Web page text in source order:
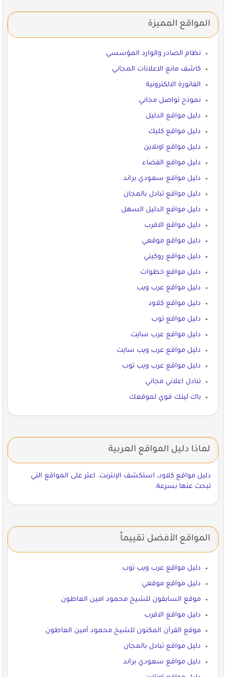
المواقع المميزة
نظام الصادر والوارد المؤسسي
كاشف مانع الاعلانات المجاني
الفاتورة الالكترونية
نموذج تواصل مجاني
دليل مواقع الدليل
دليل مواقع كليك
دليل مواقع اونلاين
دليل مواقع الفضاء
دليل مواقع سعودي براند
دليل مواقع تبادل بالمجان
دليل مواقع الدليل السهل
دليل مواقع الاقرب
دليل مواقع موقعي
دليل مواقع روكيني
دليل مواقع خطوات
دليل مواقع عرب ويب
دليل مواقع كلاود
دليل مواقع توب
دليل مواقع عرب سايت
دليل مواقع عرب ويب سايت
دليل مواقع عرب ويب توب
تبادل اعلاني مجاني
باك لينك قوي لموقعك
لماذا دليل المواقع العربية
دليل مواقع كلاود، استكشف الإنترنت. اعثر على المواقع التي
تبحث عنها بسرعة.
المواقع الأفضل تقييماً
دليل مواقع عرب ويب توب
دليل مواقع موقعي
موقع السابقون للشيخ محمود امين العاطون
دليل مواقع الاقرب
موقع القرآن المكنون للشيخ محمود أمين العاطون
دليل مواقع تبادل بالمجان
دليل مواقع سعودي براند